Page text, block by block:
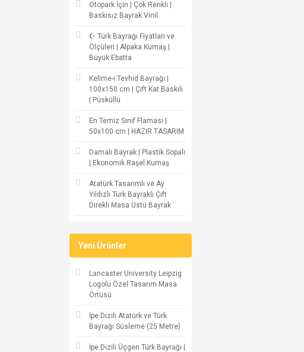
Otopark İçin | Çok Renkli |
Baskısız Bayrak Vinil
☪ Türk Bayrağı Fiyatları ve
Ölçüleri | Alpaka Kumaş |
Büyük Ebatta
Kelime-i Tevhid Bayrağı |
100x150 cm | Çift Kat Baskılı
| Püsküllü
En Temiz Sınıf Flaması |
50x100 cm | HAZIR TASARIM
Damalı Bayrak | Plastik Sopalı
| Ekonomik Raşel Kumaş
Atatürk Tasarımlı ve Ay
Yıldızlı Türk Bayraklı Çift
Direkli Masa Üstü Bayrak
Yeni Ürünler
Lancaster University Leipzig
Logolu Özel Tasarım Masa
Örtüsü
İpe Dizili Atatürk ve Türk
Bayrağı Süsleme (25 Metre)
İpe Dizili Üçgen Türk Bayrağı |